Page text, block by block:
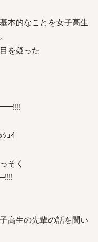
本的なことを女子高生
を疑った
ｮｲ
そく
高生の先輩の話を聞い